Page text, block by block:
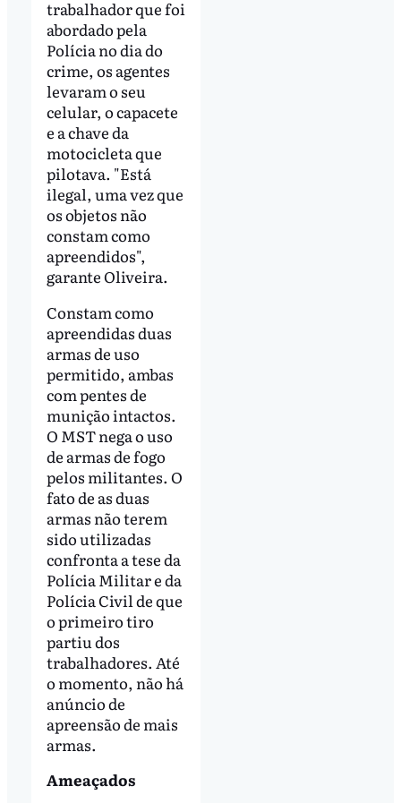
trabalhador que foi
abordado pela
Polícia no dia do
crime, os agentes
levaram o seu
celular, o capacete
e a chave da
motocicleta que
pilotava. "Está
ilegal, uma vez que
os objetos não
constam como
apreendidos",
garante Oliveira.
Constam como
apreendidas duas
armas de uso
permitido, ambas
com pentes de
munição intactos.
O MST nega o uso
de armas de fogo
pelos militantes. O
fato de as duas
armas não terem
sido utilizadas
confronta a tese da
Polícia Militar e da
Polícia Civil de que
o primeiro tiro
partiu dos
trabalhadores. Até
o momento, não há
anúncio de
apreensão de mais
armas.
Ameaçados